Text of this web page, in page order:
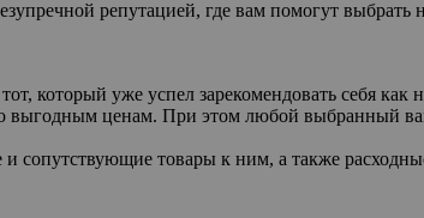
репутацией, где вам помогут
который уже успел зарекомендовать себя
выгодным ценам. При этом любой выбранный
товары к ним, а также